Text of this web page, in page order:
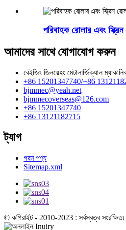
পরিবাহক রোলার এবং
আমাদের সাথে যোগাযোগ করুন
বেইজিং জিনয়েহং মেটালার্জিক্যাল
+86 15201347740/+86
bjmmec@yeah.net
bjmmecoverseas@126.com
+86 15201347740
+86 13121182715
ট্যাগ
গরম পণ্য
Sitemap.xml
© কপিরাইট - 2010-2023 : সর্বস্বত্ব সংরক্ষিত৷